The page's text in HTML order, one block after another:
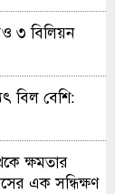
অনিয়মের
অবস্থায়
৩ বিলিয়ন
বিল বেশি:
ক্ষমতার
এক সন্ধিক্ষণ